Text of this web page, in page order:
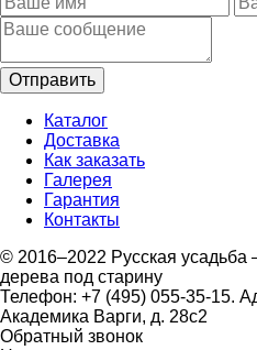
Каталог
Доставка
Как заказать
Галерея
Гарантия
Контакты
© 2016–2022 Русская
дерева под старину
Телефон: +7 (495) 055-35-15.
Академика Варги, д. 28с2
Обратный звонок